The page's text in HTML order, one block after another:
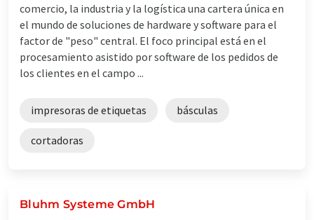
comercio, la industria y la logística una cartera única en
el mundo de soluciones de hardware y software para el
factor de "peso" central. El foco principal está en el
procesamiento asistido por software de los pedidos de
los clientes en el campo ...
impresoras de etiquetas básculas
cortadoras
Bluhm Systeme GmbH